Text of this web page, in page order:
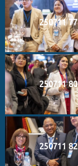
250711 77
250711 80
250711 82